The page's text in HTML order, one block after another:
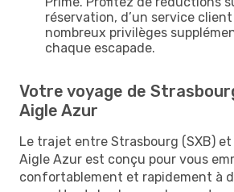
réservation, d’un service
nombreux privilèges
chaque escapade.
Votre voyage de
Aigle Azur
Le trajet entre Strasbourg (SXB) et
Aigle Azur est conçu pour vous
confortablement et rapidement à